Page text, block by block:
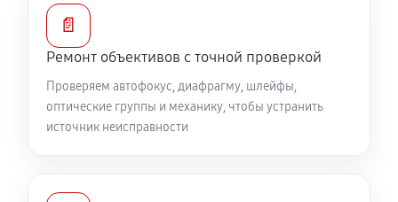
Ремонт электроники объектива Canon EF 15mm
f/2.8 Fisheye
810 руб 60 минут
📄
Ремонт объективов с точной проверкой
Проверяем автофокус, диафрагму, шлейфы,
оптические группы и механику, чтобы устранить
источник неисправности